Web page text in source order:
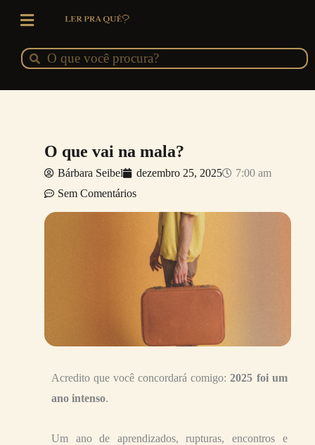
conteúdo
Pesquisar
Pesquisar
O que vai na mala?
Bárbara Seibel dezembro 25, 2025
7:00 am
Sem Comentários
Acredito que você concordará comigo:2025 foi um
ano intenso.
Um ano de aprendizados, rupturas, encontros e